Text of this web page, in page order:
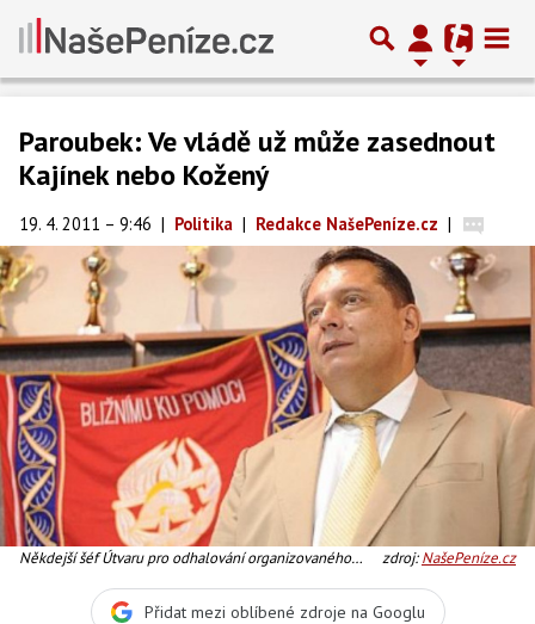
Paroubek: Ve vládě už může zasednout
Kajínek nebo Kožený
19. 4. 2011 – 9:46 | Politika | Redakce NašePeníze.cz |
Někdejší šéf Útvaru pro odhalování organizovaného
ministrem vnitra, Foto:
zdroj:NašePeníze.cz
Přidat mezi oblíbené zdroje na Googlu